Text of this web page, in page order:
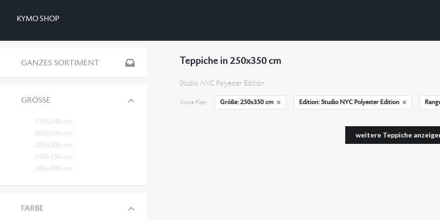
KYMO SHOP
GANZES SORTIMENT
GRÖSSE
170x240 cm
200x200 cm
200x300 cm
250x350 cm
300x400 cm
FARBE
Teppiche in 250x350 cm
Studio NYC Polyester Edition
Aktive Filter: Größe: 250x350 cm Edition: Studio NYC Polyester Edition
weitere Teppiche